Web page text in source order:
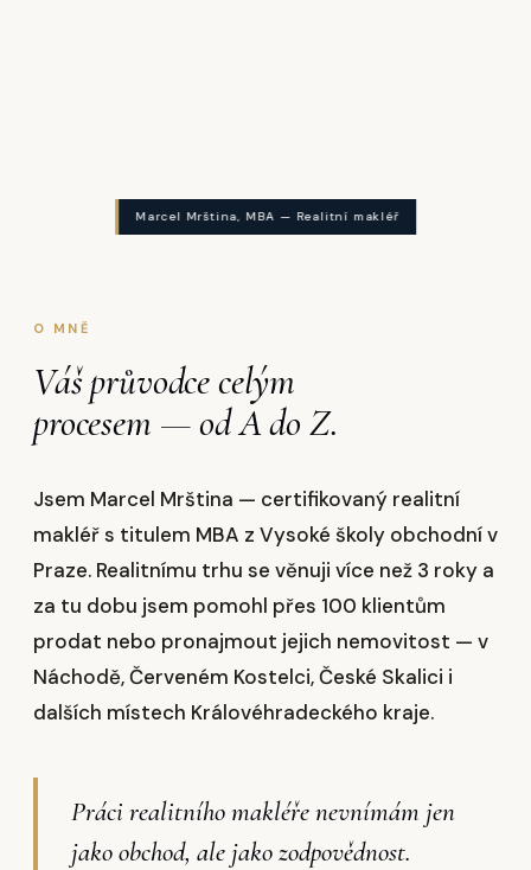
Marcel Mrština, MBA — Realitní makléř
O MNĚ
Váš průvodce celým
procesem — od A do Z.
Jsem Marcel Mrština — certifikovaný realitní
makléř s titulem MBA z Vysoké školy obchodní v
Praze. Realitnímu trhu se věnuji více než 3 roky a
za tu dobu jsem pomohl přes 100 klientům
prodat nebo pronajmout jejich nemovitost — v
Náchodě, Červeném Kostelci, České Skalici i
dalších místech Královéhradeckého kraje.
Práci realitního makléře nevnímám jen
jako obchod, ale jako zodpovědnost.